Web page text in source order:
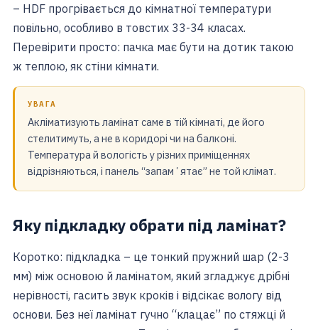
– HDF прогрівається до кімнатної температури
повільно, особливо в товстих 33-34 класах.
Перевірити просто: пачка має бути на дотик такою
ж теплою, як стіни кімнати.
УВАГА
Акліматизують ламінат саме в тій кімнаті, де його
стелитимуть, а не в коридорі чи на балконі.
Температура й вологість у різних приміщеннях
відрізняються, і панель “запамʼятає” не той клімат.
Яку підкладку обрати під ламінат?
Коротко: підкладка – це тонкий пружний шар (2-3
мм) між основою й ламінатом, який згладжує дрібні
нерівності, гасить звук кроків і відсікає вологу від
основи. Без неї ламінат гучно “клацає” по стяжці й